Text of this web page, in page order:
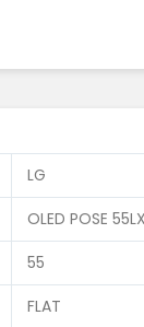
LG
OLED POSE
55
FLAT